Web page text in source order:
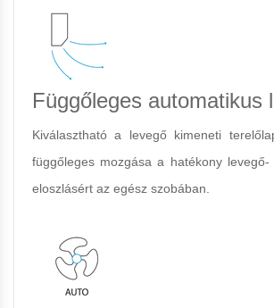
Függőleges automatikus
Kiválasztható a levegő kimeneti
függőleges mozgása a hatékony levegő-
eloszlásért az egész szobában.